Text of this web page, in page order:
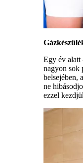
Egy év alatt
nagyon sok
belsejében,
ne
ezzel